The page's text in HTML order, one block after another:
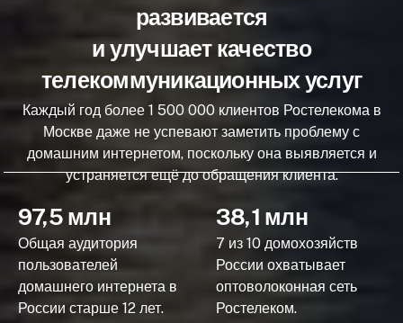
развивается
и улучшает качество
телекоммуникационных услуг
Каждый год более 1 500 000 клиентов Ростелекома в
Москве даже не успевают заметить проблему с
домашним интернетом, поскольку она выявляется и
устраняется ещё до обращения клиента.
97,5 млн
Общая аудитория
пользователей
домашнего интернета в
России старше 12 лет.
38,1 млн
7 из 10 домохозяйств
России охватывает
оптоволоконная сеть
Ростелеком.